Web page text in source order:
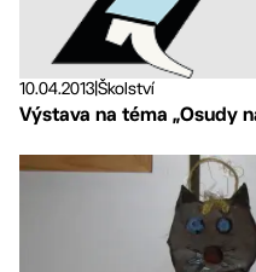
10.04.2013|Školství
Výstava na téma „Osudy